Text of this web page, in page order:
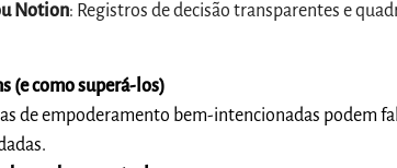
Notion: Registros de decisão transparentes e
(e como superá-los)
de empoderamento bem-intencionadas podem